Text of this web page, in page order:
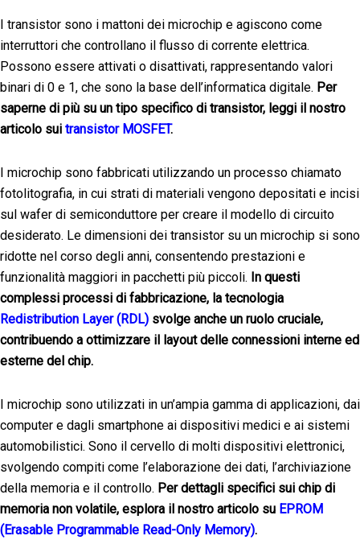
I transistor sono i mattoni dei microchip e agiscono come
interruttori che controllano il flusso di corrente elettrica.
Possono essere attivati ​​o disattivati, rappresentando valori
binari di 0 e 1, che sono la base dell’informatica digitale. Per
saperne di più su un tipo specifico di transistor, leggi il nostro
articolo sui transistor MOSFET.
I microchip sono fabbricati utilizzando un processo chiamato
fotolitografia, in cui strati di materiali vengono depositati e incisi
sul wafer di semiconduttore per creare il modello di circuito
desiderato. Le dimensioni dei transistor su un microchip si sono
ridotte nel corso degli anni, consentendo prestazioni e
funzionalità maggiori in pacchetti più piccoli. In questi
complessi processi di fabbricazione, la tecnologia
Redistribution Layer (RDL) svolge anche un ruolo cruciale,
contribuendo a ottimizzare il layout delle connessioni interne ed
esterne del chip.
I microchip sono utilizzati in un’ampia gamma di applicazioni, dai
computer e dagli smartphone ai dispositivi medici e ai sistemi
automobilistici. Sono il cervello di molti dispositivi elettronici,
svolgendo compiti come l’elaborazione dei dati, l’archiviazione
della memoria e il controllo. Per dettagli specifici sui chip di
memoria non volatile, esplora il nostro articolo su EPROM
(Erasable Programmable Read-Only Memory).